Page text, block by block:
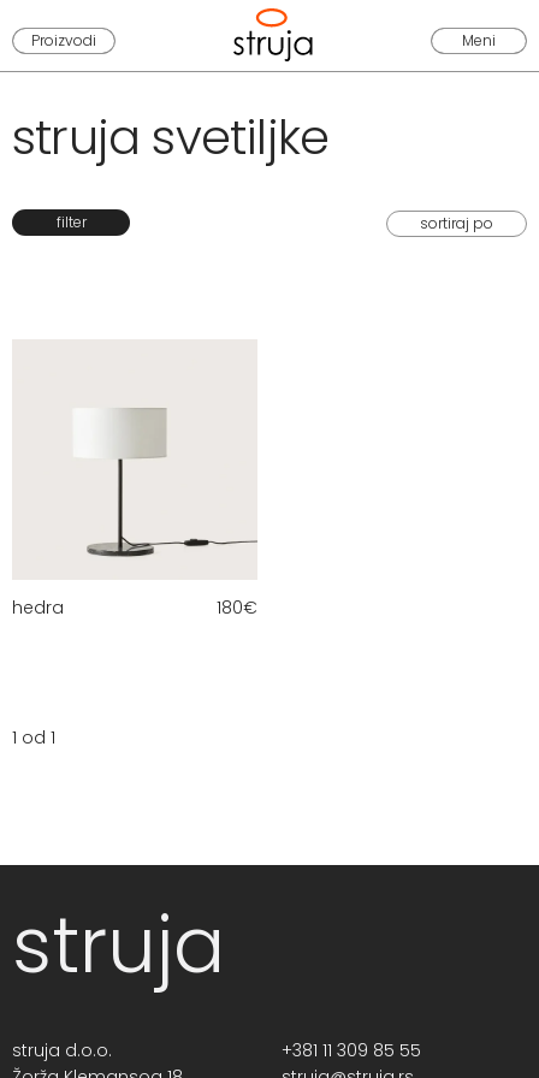
Proizvodi Meni
struja svetiljke
filter
hedra 180€
1 od 1
struja
struja d.o.o.
+381 11 309 85 55